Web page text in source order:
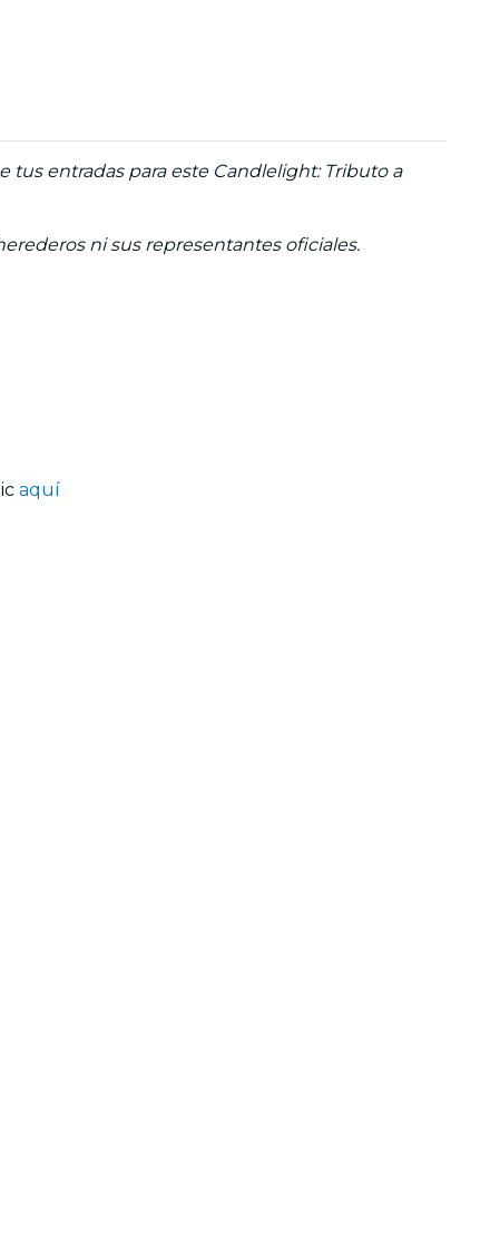
tus entradas para este Candlelight: Tributo a
ni sus representantes oficiales.
aquí